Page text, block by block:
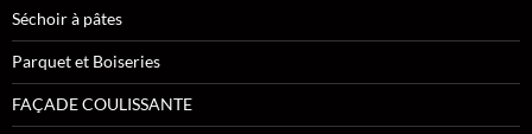
Séchoir à pâtes
Parquet et Boiseries
FAÇADE COULISSANTE